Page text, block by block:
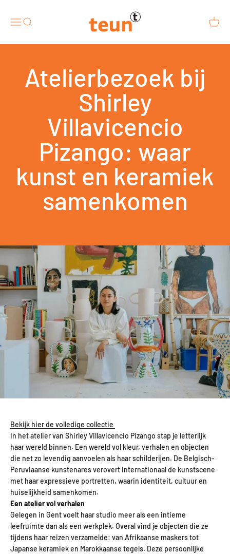
MenuZoeken
Design van teun
Atelierbezoek bij
Shirley
Villavicencio
Pizango: waar
kunst en keramiek
samenkomen
Bekijk hier de volledige collectie
In het atelier van Shirley Villavicencio Pizango stap je letterlijk
haar wereld binnen. Een wereld vol kleur, verhalen en objecten
die net zo levendig aanvoelen als haar schilderijen. De Belgisch-
Peruviaanse kunstenares verovert internationaal de kunstscene
met haar expressieve portretten, waarin identiteit, cultuur en
huiselijkheid samenkomen.
Een atelier vol verhalen
Gelegen in Gent voelt haar studio meer als een intieme
leefruimte dan als een werkplek. Overal vind je objecten die ze
tijdens haar reizen verzamelde: van Afrikaanse maskers tot
Japanse keramiek en Marokkaanse tegels. Deze persoonlijke